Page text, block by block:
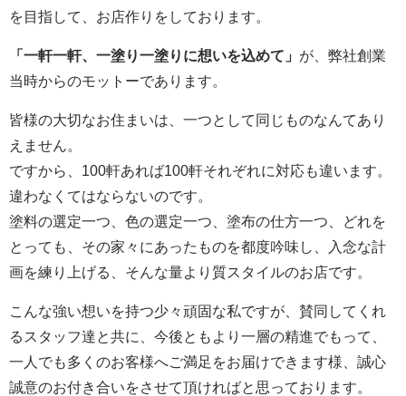
を目指して、お店作りをしております。
「一軒一軒、一塗り一塗りに想いを込めて」 が、弊社創業
当時からのモットーであります。
皆様の大切なお住まいは、一つとして同じものなんてあり
えません。
ですから、100軒あれば100軒それぞれに対応も違います。
違わなくてはならないのです。
塗料の選定一つ、色の選定一つ、塗布の仕方一つ、どれを
とっても、その家々にあったものを都度吟味し、入念な計
画を練り上げる、そんな量より質スタイルのお店です。
こんな強い想いを持つ少々頑固な私ですが、賛同してくれ
るスタッフ達と共に、今後ともより一層の精進でもって、
一人でも多くのお客様へご満足をお届けできます様、誠心
誠意のお付き合いをさせて頂ければと思っております。